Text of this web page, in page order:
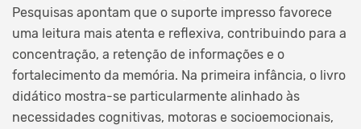
Pesquisas apontam que o suporte impresso favorece
uma leitura mais atenta e reflexiva, contribuindo para a
concentração, a retenção de informações e o
fortalecimento da memória. Na primeira infância, o livro
didático mostra-se particularmente alinhado às
necessidades cognitivas, motoras e socioemocionais,